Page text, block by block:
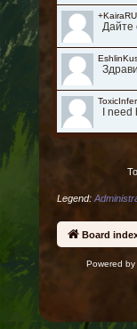
Дайте
I
Legend:
Board
Powered by